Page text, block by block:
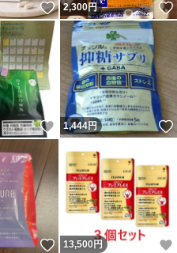
いいね！
2,300円
いいね！
1,444円
いいね！
13,500 円